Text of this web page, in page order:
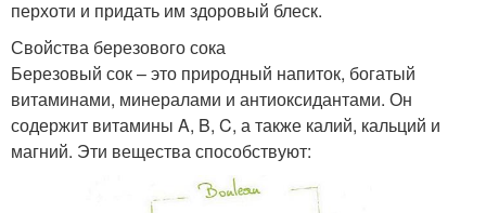
перхоти и придать им здоровый блеск.
Свойства березового сока
Березовый сок – это природный напиток, богатый
витаминами, минералами и антиоксидантами. Он
содержит витамины A, B, C, а также калий, кальций и
магний. Эти вещества способствуют: